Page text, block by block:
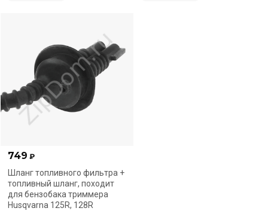
749 ₽
Шланг топливного фильтра +
топливный шланг, походит
для бензобака триммера
Husqvarna 125R, 128R